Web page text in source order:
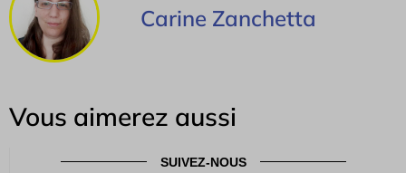
Carine Zanchetta
Vous aimerez aussi
SUIVEZ-NOUS